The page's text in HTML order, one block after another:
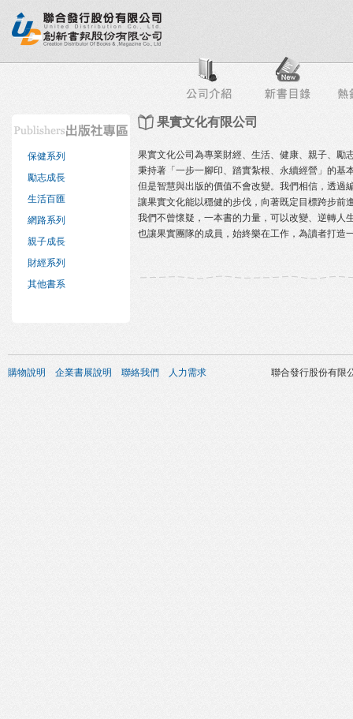
榜 出版社專區 書店專區 目錄下載 會員服務
保健系列
勵志成長
生活百匯
網路系列
親子成長
財經系列
其他書系
果實文化有限公司
果實文化公司為專業財經、生活、健康、親子、勵
秉持著「一步一腳印、踏實紮根、永續經營」的基
但是智慧與出版的價值不會改變。我們相信，透過
讓果實文化能以穩健的步伐，向著既定目標跨步前
我們不曾懷疑，一本書的力量，可以改變、逆轉人
也讓果實團隊的成員，始終樂在工作，為讀者打造
購物說明 企業書展說明 聯絡我們 人力需求 聯合發行股份有限